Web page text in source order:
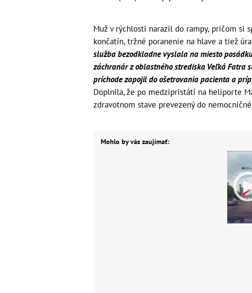
Muž v rýchlosti narazil do rampy, pričom si
končatín, tržné poranenie na hlave a tiež
služba bezodkladne vyslala na miesto
záchranár z oblastného strediska Veľká Fatra
príchode zapojil do ošetrovania pacienta a
Doplnila, že po medzipristátí na heliporte
zdravotnom stave prevezený do
Mohlo by vás zaujímať: